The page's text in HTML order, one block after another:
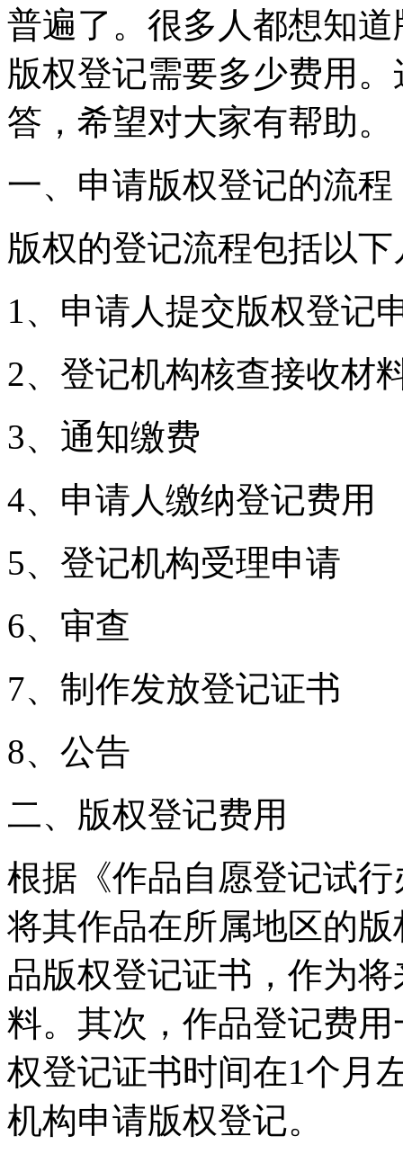
普遍了。很多人都想知
版权登记需要多少费用
答，希望对大家有帮助。
一、申请版权登记的流
版权的登记流程包括以
1、申请人提交版权登
2、登记机构核查接收
3、通知缴费
4、申请人缴纳登记费
5、登记机构受理申请
6、审查
7、制作发放登记证书
8、公告
二、版权登记费用
根据《作品自愿登记试
将其作品在所属地区的
品版权登记证书，作为
料。其次，作品登记费
权登记证书时间在1个月
机构申请版权登记。